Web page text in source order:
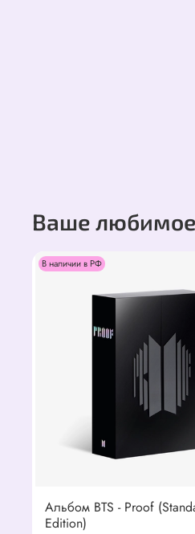
Ваше любимое
В наличии в РФ
Альбом BTS - Proof
Edition)